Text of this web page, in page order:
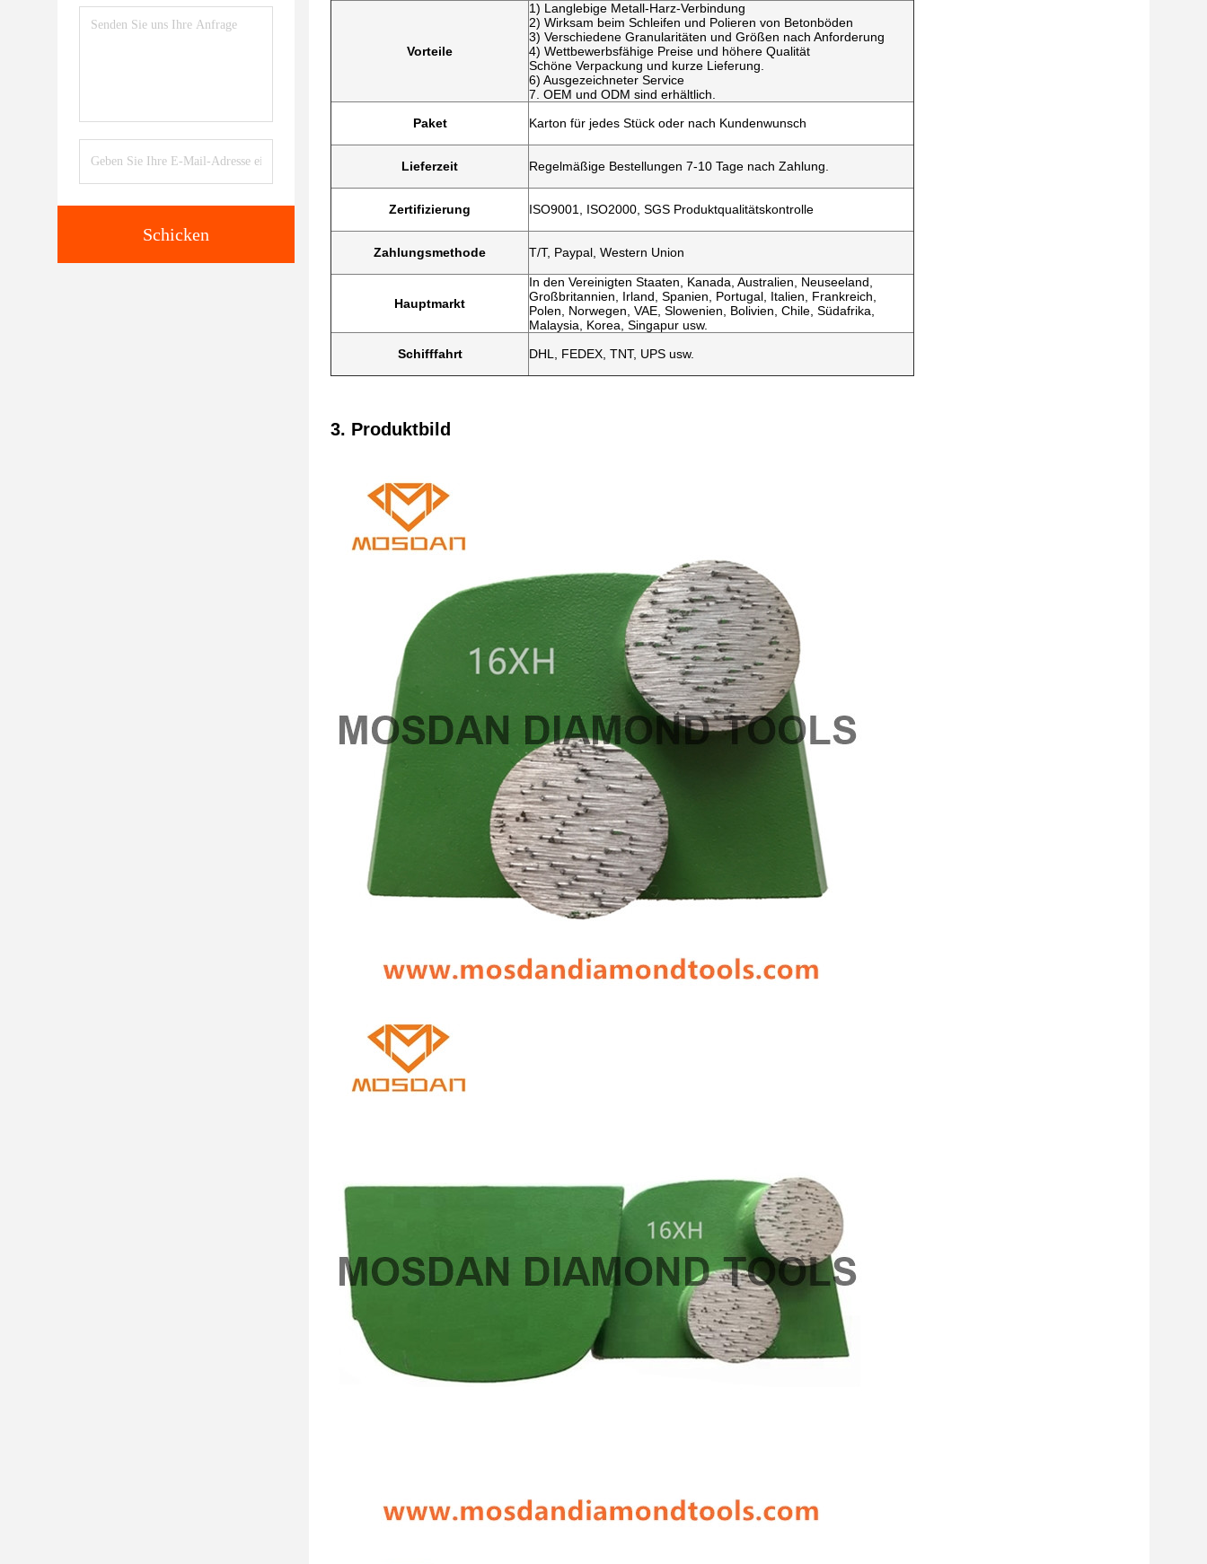
Schicken
Vorteile
1) Langlebige Metall-Harz-Verbindung
2) Wirksam beim Schleifen und Polieren von Betonböden
3) Verschiedene Granularitäten und Größen nach Anforderung
4) Wettbewerbsfähige Preise und höhere Qualität
Schöne Verpackung und kurze Lieferung.
6) Ausgezeichneter Service
7. OEM und ODM sind erhältlich.
Paket
Karton für jedes Stück oder nach Kundenwunsch
Lieferzeit Regelmäßige Bestellungen 7-10 Tage nach Zahlung.
Zertifizierung ISO9001, ISO2000, SGS Produktqualitätskontrolle
Zahlungsmethode T/T, Paypal, Western Union
Hauptmarkt
In den Vereinigten Staaten, Kanada, Australien, Neuseeland,
Großbritannien, Irland, Spanien, Portugal, Italien, Frankreich,
Polen, Norwegen, VAE, Slowenien, Bolivien, Chile, Südafrika,
Malaysia, Korea, Singapur usw.
Schifffahrt
DHL, FEDEX, TNT, UPS usw.
3. Produktbild